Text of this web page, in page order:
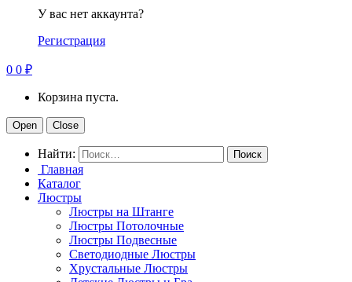
У вас нет аккаунта?
Регистрация
0 0 ₽
Корзина пуста.
Open Close
Найти:
Главная
Каталог
Люстры
Люстры на Штанге
Люстры Потолочные
Люстры Подвесные
Светодиодные Люстры
Хрустальные Люстры